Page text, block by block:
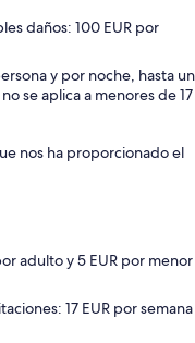
daños: 100 EUR por
y por noche, hasta un
se aplica a menores de 17
nos ha proporcionado el
adulto y 5 EUR por menor
17 EUR por semana